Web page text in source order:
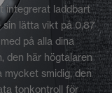
integrerat laddbart
sin lätta vikt på 0,87
på alla dina
den här högtalaren
mycket smidig, den
tonkontroll för